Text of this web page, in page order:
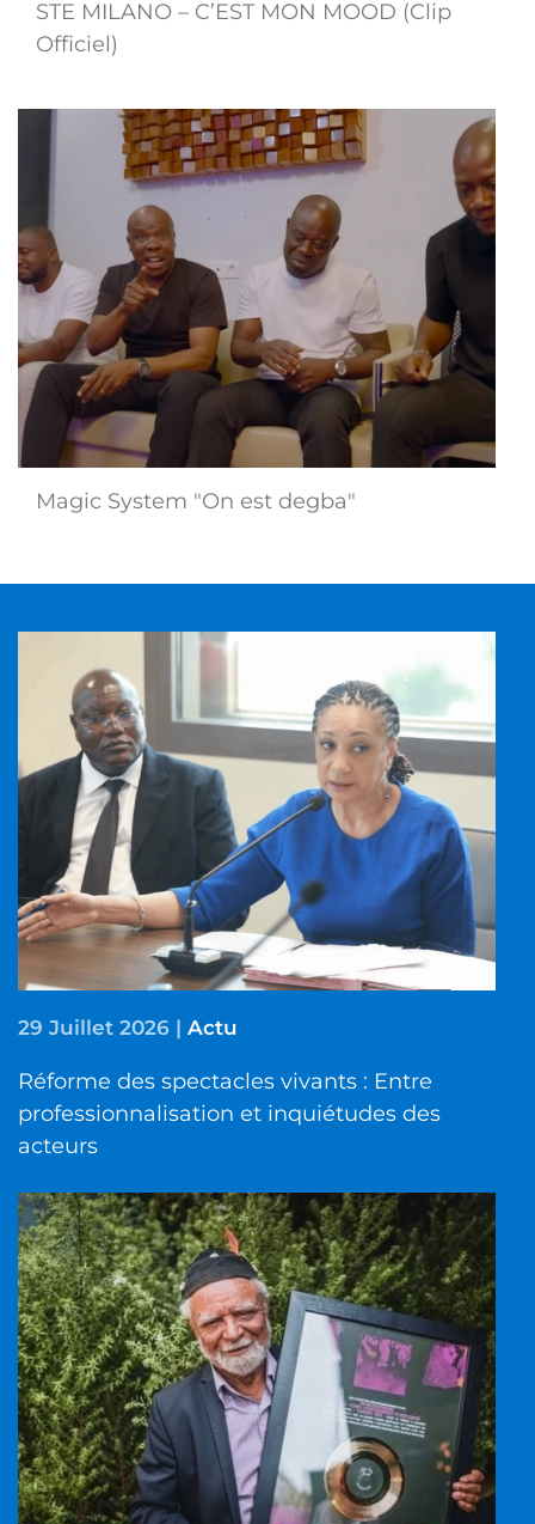
STE MILANO – C’EST MON MOOD (Clip
Officiel)
Magic System "On est degba"
29 Juillet 2026 | Actu
Réforme des spectacles vivants : Entre
professionnalisation et inquiétudes des
acteurs